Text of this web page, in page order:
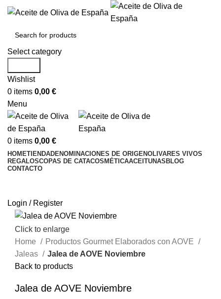
Select category
Wishlist
0 items 0,00 €
Menu
0 items 0,00 €
HOMETIENDADENOMINACIONES DE ORIGENOLIVARES VIVOS
REGALOSCOPAS DE CATACOSMÉTICAACEITUNAS BLOG
CONTACTO
Login / Register
Click to enlarge
Home
Productos Gourmet Elaborados con AOVE
Jaleas
Jalea de AOVE Noviembre
Back to products
Jalea de AOVE Noviembre